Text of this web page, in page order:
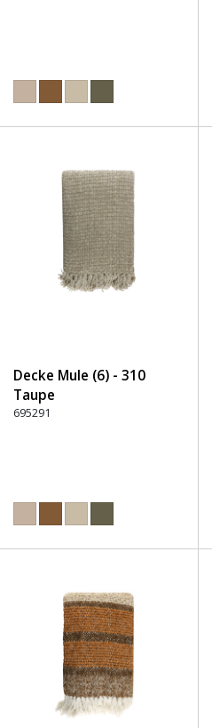
Decke Mule (6) - 310
Taupe
695291